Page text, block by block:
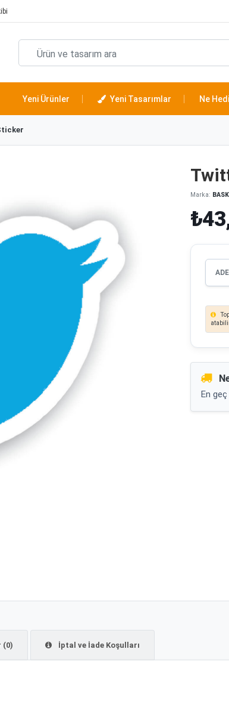
Yeni Ürünler Yeni Tasarımlar Ne
Marka:
En geç
(0) İptal ve İade Koşulları